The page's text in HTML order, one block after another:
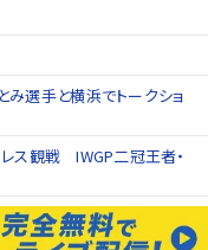
み選手と横浜でトークショ
ス観戦 IWGP二冠王者・